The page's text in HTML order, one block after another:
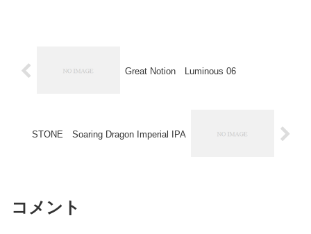
Great Notion Luminous 06
STONE Soaring Dragon Imperial IPA
コメント